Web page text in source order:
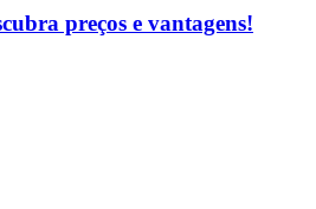
preços e vantagens!